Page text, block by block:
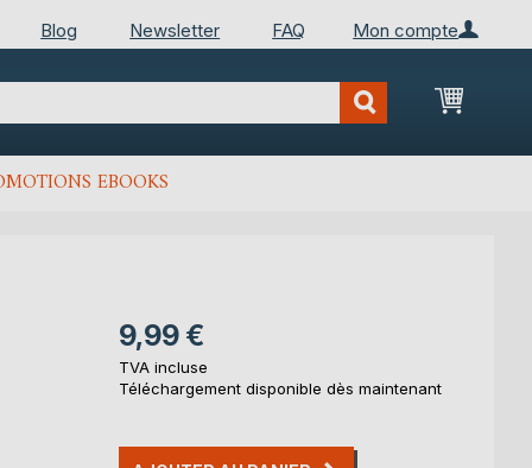
Mon compte
Blog Newsletter FAQ
Mon
EBOOKS
9,99 €
TVA incluse
Téléchargement disponible dès maintenant